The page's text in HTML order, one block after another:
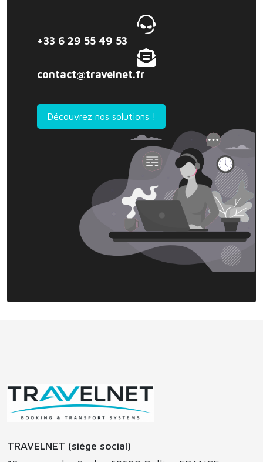
+33 6 29 55 49 53
contact@travelnet.fr
Découvrez nos solutions !
TRAVELNET (siège social)